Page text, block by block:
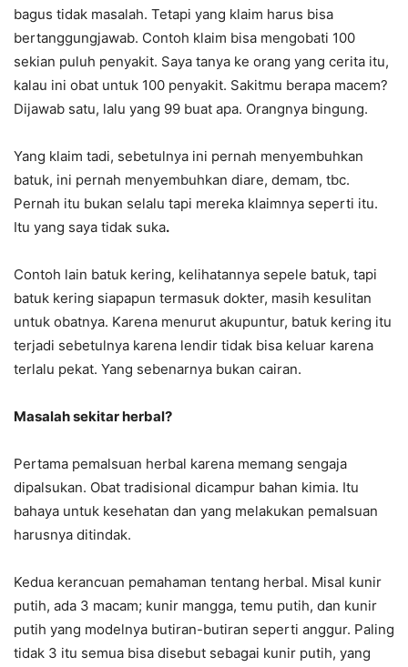
bagus tidak masalah. Tetapi yang klaim harus bisa
bertanggungjawab. Contoh klaim bisa mengobati 100
sekian puluh penyakit. Saya tanya ke orang yang cerita itu,
kalau ini obat untuk 100 penyakit. Sakitmu berapa macem?
Dijawab satu, lalu yang 99 buat apa. Orangnya bingung.
Yang klaim tadi, sebetulnya ini pernah menyembuhkan
batuk, ini pernah menyembuhkan diare, demam, tbc.
Pernah itu bukan selalu tapi mereka klaimnya seperti itu.
Itu yang saya tidak suka.
Contoh lain batuk kering, kelihatannya sepele batuk, tapi
batuk kering siapapun termasuk dokter, masih kesulitan
untuk obatnya. Karena menurut akupuntur, batuk kering itu
terjadi sebetulnya karena lendir tidak bisa keluar karena
terlalu pekat. Yang sebenarnya bukan cairan.
Masalah sekitar herbal?
Pertama pemalsuan herbal karena memang sengaja
dipalsukan. Obat tradisional dicampur bahan kimia. Itu
bahaya untuk kesehatan dan yang melakukan pemalsuan
harusnya ditindak.
Kedua kerancuan pemahaman tentang herbal. Misal kunir
putih, ada 3 macam; kunir mangga, temu putih, dan kunir
putih yang modelnya butiran-butiran seperti anggur. Paling
tidak 3 itu semua bisa disebut sebagai kunir putih, yang